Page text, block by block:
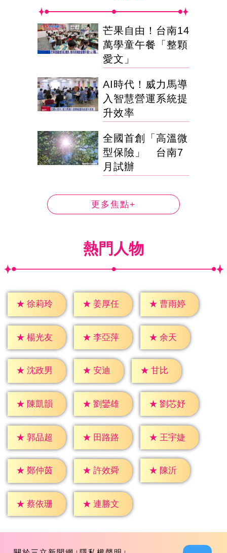
芒果自由！台南14
萬學童午餐「整顆
愛文」
AI時代！威力馬導
入智慧營運系統提
升效率
全國首創「高溫微
型保險」 台南7
月試辦
更多焦點+
熱門人物
★ 徐莉玲 ★ 姜厚任 ★ 曹雨婷
★ 楊光友 ★ 李亞萍 ★ 余天
★ 沈政男 ★ 安迪 ★ 甘比
★ 陳凱韻 ★ 劉鑾雄 ★ 劉芯妤
★ 郭品超 ★ 田路路 ★ 王宇婕
★ 鄭仲茵 ★ 許效舜 ★ 陳沂
★ 蔡依珊 ★ 連勝文